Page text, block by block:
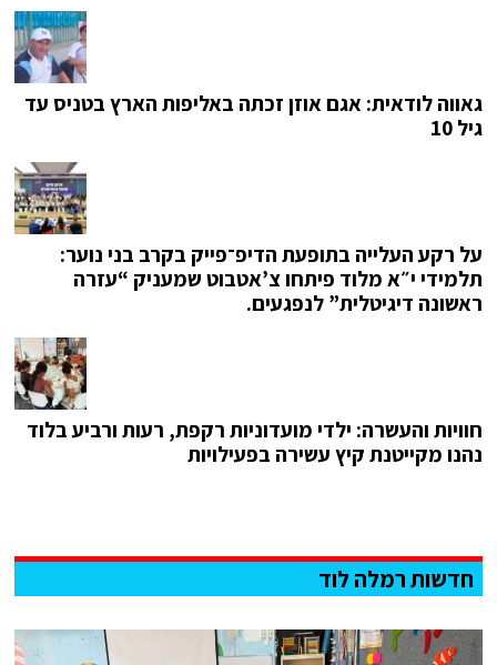
גאווה לודאית: אגם אוזן זכתה באליפות הארץ בטניס עד
גיל 10
על רקע העלייה בתופעת הדיפ־פייק בקרב בני נוער:
תלמידי י״א מלוד פיתחו צ’אטבוט שמעניק “עזרה
ראשונה דיגיטלית” לנפגעים.
חוויות והעשרה: ילדי מועדוניות רקפת, רעות ורביע בלוד
נהנו מקייטנת קיץ עשירה בפעילויות
חדשות רמלה לוד